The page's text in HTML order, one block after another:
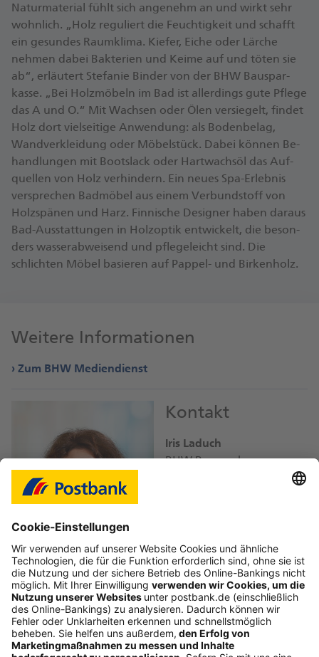
Natur­material fühlt sich an­ge­nehm an und wirkt sehr
wohn­lich. „Holz regu­liert die Feuch­tig­keit und schafft
ein ge­sundes Raum­klima. Kiefer, Eiche oder Lärche
nehmen dabei Bak­terien und Keime auf und töten sie
ab“, er­läutert Stefanie Binder von der BHW Bau­spar­
kasse. „Bei Holz­möbeln im Bad ist aller­dings gute Pflege
das A und O.“ Mit Wachsen oder Ölen ver­siegelt, findet
Holz dort viel­seitige An­wendung: als Boden­belag,
Wand­ver­kleidung oder Möbel­stück. Dabei können Be­
hand­lungen mit Boots­lack oder Hart­wachs­öl das Auf­
quellen von Holz ver­hindern. Ein neues Spa-Erlebnis
ver­sprechen Bad­möbel aus einem Ver­bund­stoff von
Holz­spänen und Harz. Finnische Designer haben daraus
Bad-Aus­stattungen in Holz­optik ent­wickelt, die beson­
ders wasser­ab­weisend und pflege­leicht sind. Die
schlichten Möbel basieren auf Pappel- und Birken­holz.
Weitere Informationen
Zum BHW Mediendienst
Kontakt
Iris Laduch
BHW Bausparkasse